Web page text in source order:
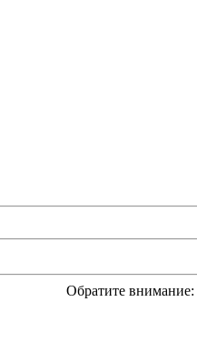
Обратите внимание: